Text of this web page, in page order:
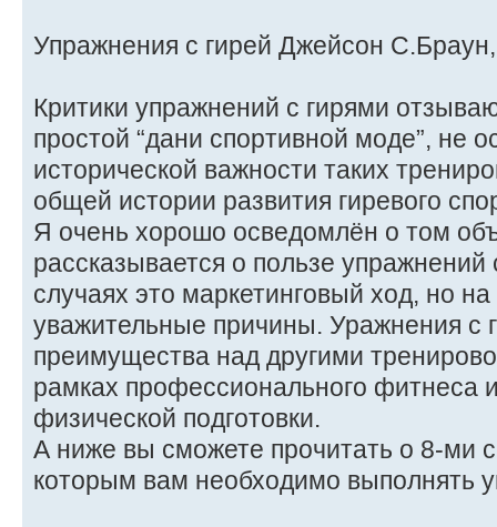
Упражнения с гирей Джейсон
Критики упражнений с гирями
простой “дани спортивной моде”, не
исторической важности таких
общей истории развития гиревого
Я очень хорошо осведомлён о том
рассказывается о пользе
случаях это маркетинговый ход, но на
уважительные причины. Уражнения с
преимущества над другими
рамках профессионального фитнеса
физической подготовки.
А ниже вы сможете прочитать о 8-ми
которым вам необходимо выполнять